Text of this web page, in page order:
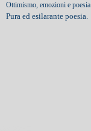
Ottimismo, emozioni e poesia
Pura ed esilarante poesia.